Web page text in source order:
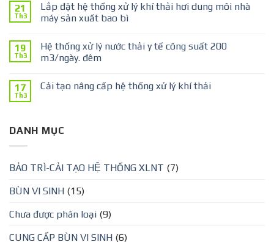
21
Th3
Lắp đặt hệ thống xử lý khí thải hơi dung môi nhà
máy sản xuất bao bì
19
Th3
Hệ thống xử lý nước thải y tế công suất 200
m3/ngày. đêm
17
Th3
Cải tạo nâng cấp hệ thống xử lý khí thải
DANH MỤC
BẢO TRÌ-CẢI TẠO HỆ THỐNG XLNT (7)
BÙN VI SINH (15)
Chưa được phân loại (9)
CUNG CẤP BÙN VI SINH (6)